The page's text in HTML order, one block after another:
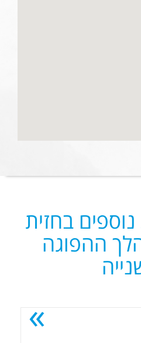
בחזית
ההפוגה